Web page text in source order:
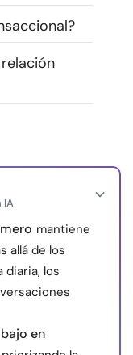
reservados.
IA
mantiene
allá de los
diaria, los
en